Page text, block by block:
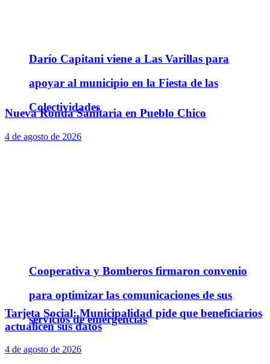
Darío Capitani viene a Las Varillas para
apoyar al municipio en la Fiesta de las
Colectividades
Cooperativa y Bomberos firmaron convenio
para optimizar las comunicaciones de sus
servicios de emergencias
Nueva Ronda Sanitaria en Pueblo Chico
4 de agosto de 2026
Tarjeta Social: Municipalidad pide que beneficiarios
actualicen sus datos
4 de agosto de 2026